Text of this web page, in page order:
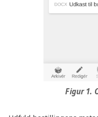
Figur 1.